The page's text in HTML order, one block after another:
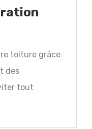
toiture grâce
des
tout